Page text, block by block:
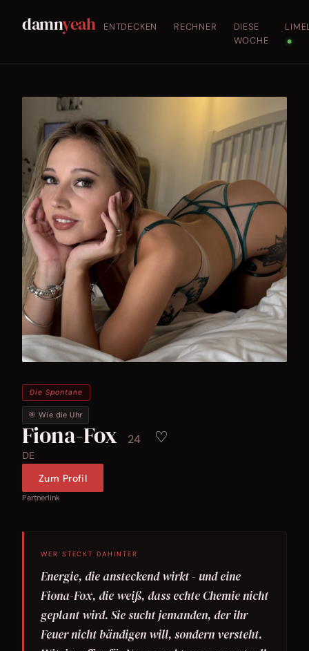
damnyeah ENTDECKEN RECHNER
DIESE
WOCHE
●
Die Spontane
🎯 Wie die Uhr
Fiona-Fox 24 ♡
DE
Zum Profil
Partnerlink
WER STECKT DAHINTER
Energie, die ansteckend wirkt - und eine
Fiona-Fox, die weiß, dass echte Chemie nicht
geplant wird. Sie sucht jemanden, der ihr
Feuer nicht bändigen will, sondern versteht.